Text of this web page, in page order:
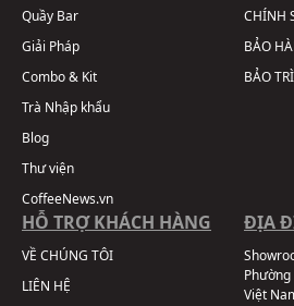
Quầy Bar
Giải Pháp
Combo & Kit
Trà Nhập khẩu
Blog
Thư viện
CoffeeNews.vn
CHÍNH
BẢO
BẢO
HỖ TRỢ KHÁCH HÀNG
VỀ CHÚNG TÔI
LIÊN HỆ
ĐỊA
Phường
Việt